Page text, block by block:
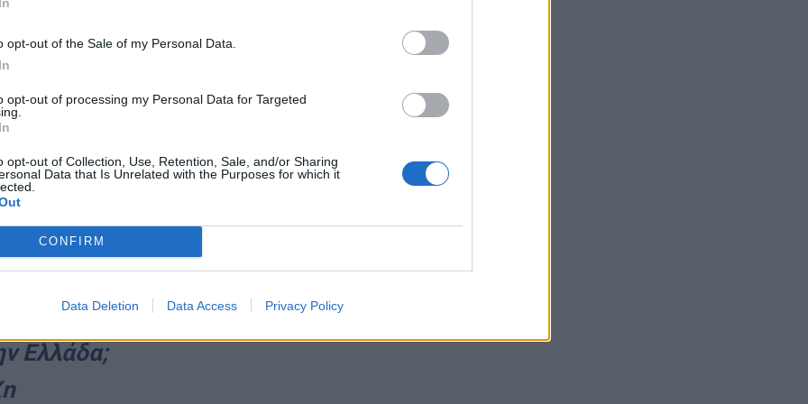
opt-out of the Sale of my Personal Data.
opt-out of processing my Personal Data for Targeted
opt-out of Collection, Use, Retention, Sale, and/or Sharing
Data that Is Unrelated with the Purposes for which it
CONFIRM
Data Deletion Data Access Privacy Policy
1477243720189845514?
sto-
sto-sintagma-gia-tin-protochronia%2F
Ελλάδα;